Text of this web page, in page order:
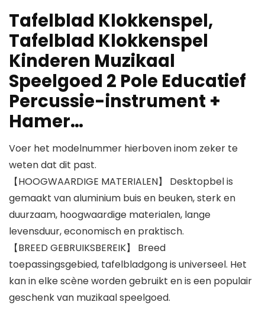
Tafelblad Klokkenspel,
Tafelblad Klokkenspel
Kinderen Muzikaal
Speelgoed 2 Pole Educatief
Percussie-instrument +
Hamer…
Voer het modelnummer hierboven inom zeker te
weten dat dit past.
【HOOGWAARDIGE MATERIALEN】 Desktopbel is
gemaakt van aluminium buis en beuken, sterk en
duurzaam, hoogwaardige materialen, lange
levensduur, economisch en praktisch.
【BREED GEBRUIKSBEREIK】 Breed
toepassingsgebied, tafelbladgong is universeel. Het
kan in elke scène worden gebruikt en is een populair
geschenk van muzikaal speelgoed.